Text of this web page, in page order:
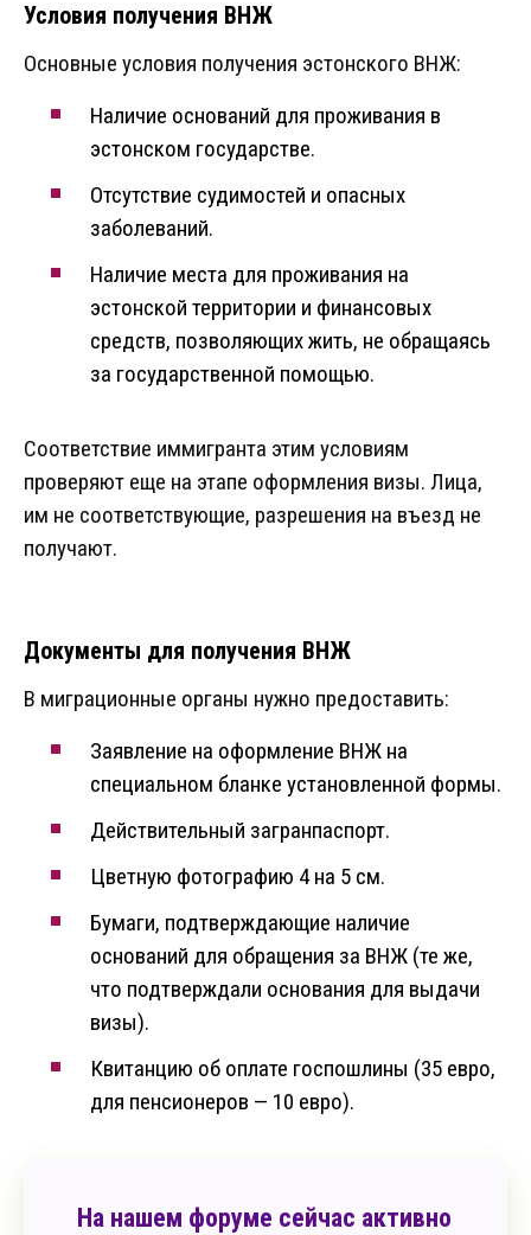
Условия получения ВНЖ
Основные условия получения эстонского ВНЖ:
Наличие оснований для проживания в
эстонском государстве.
Отсутствие судимостей и опасных
заболеваний.
Наличие места для проживания на
эстонской территории и финансовых
средств, позволяющих жить, не обращаясь
за государственной помощью.
Соответствие иммигранта этим условиям
проверяют еще на этапе оформления визы. Лица,
им не соответствующие, разрешения на въезд не
получают.
Документы для получения ВНЖ
В миграционные органы нужно предоставить:
Заявление на оформление ВНЖ на
специальном бланке установленной формы.
Действительный загранпаспорт.
Цветную фотографию 4 на 5 см.
Бумаги, подтверждающие наличие
оснований для обращения за ВНЖ (те же,
что подтверждали основания для выдачи
визы).
Квитанцию об оплате госпошлины (35 евро,
для пенсионеров — 10 евро).
На нашем форуме сейчас активно